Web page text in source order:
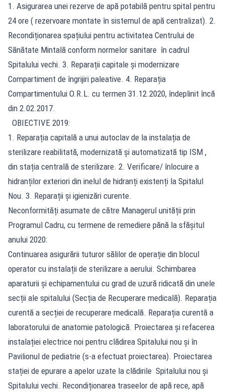
1. Asigurarea unei rezerve de apă potabilă pentru spital pentru
24 ore ( rezervoare montate în sistemul de apă centralizat). 2.
Recondiționarea spațiului pentru activitatea Centrului de
Sănătate Mintală conform normelor sanitare în cadrul
Spitalului vechi. 3. Reparații capitale și modernizare
Compartiment de îngrijiri paleative. 4. Reparația
Compartimentului O.R.L. cu termen 31.12.2020, îndeplinit încă
din 2.02.2017.
OBIECTIVE 2019:
1. Reparația capitală a unui autoclav de la instalația de
sterilizare reabilitată, modernizată și automatizată tip ISM ,
din stația centrală de sterilizare. 2. Verificare/ înlocuire a
hidranților exteriori din inelul de hidranți existenți la Spitalul
Nou. 3. Reparații și igienizări curente.
Neconformități asumate de către Managerul unității prin
Programul Cadru, cu termene de remediere pănă la sfășitul
anului 2020:
Continuarea asigurării tuturor sălilor de operație din blocul
operator cu instalații de sterilizare a aerului. Schimbarea
aparaturii și echipamentului cu grad de uzură ridicată din unele
secții ale spitalului (Secția de Recuperare medicală). Reparația
curentă a secției de recuperare medicală. Reparația curentă a
laboratorului de anatomie patologică. Proiectarea și refacerea
instalației electrice noi pentru clădirea Spitalului nou și în
Pavilionul de pediatrie (s-a efectuat proiectarea). Proiectarea
stației de epurare a apelor uzate la clădirile Spitalului nou și
Spitalului vechi. Recondiționarea traseelor de apă rece, apă